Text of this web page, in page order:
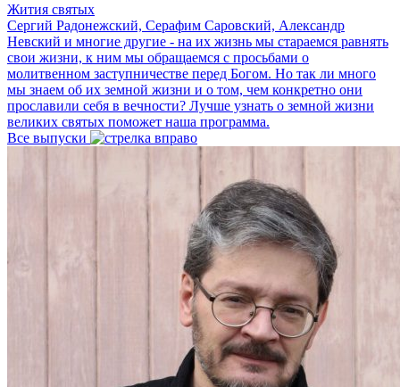
Жития святых
Сергий Радонежский, Серафим Саровский, Александр
Невский и многие другие - на их жизнь мы стараемся равнять
свои жизни, к ним мы обращаемся с просьбами о
молитвенном заступничестве перед Богом. Но так ли много
мы знаем об их земной жизни и о том, чем конкретно они
прославили себя в вечности? Лучше узнать о земной жизни
великих святых поможет наша программа.
Все выпуски